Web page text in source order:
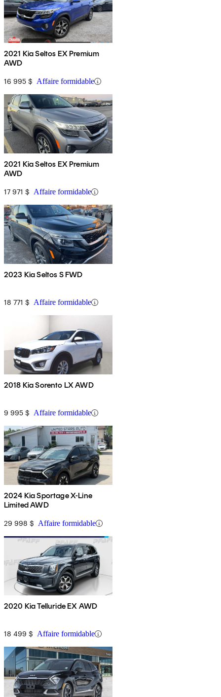
2021 Kia Seltos EX Premium
AWD
16 995 $ Affaire formidable
2021 Kia Seltos EX Premium
AWD
17 971 $ Affaire formidable
2023 Kia Seltos S FWD
18 771 $ Affaire formidable
2018 Kia Sorento LX AWD
9 995 $ Affaire formidable
2024 Kia Sportage X-Line
Limited AWD
29 998 $ Affaire formidable
2020 Kia Telluride EX AWD
18 499 $ Affaire formidable